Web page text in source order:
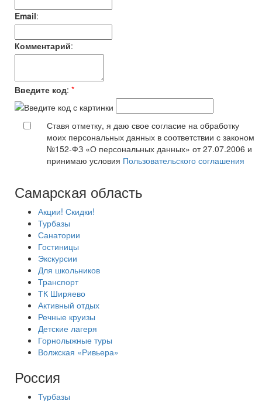
Email:
Комментарий:
Введите код: *
Ставя отметку, я даю свое согласие на обработку
моих персональных данных в соответствии с законом
№152-ФЗ «О персональных данных» от 27.07.2006 и
принимаю условия Пользовательского соглашения
Самарская область
Акции! Скидки!
Турбазы
Санатории
Гостиницы
Экскурсии
Для школьников
Транспорт
ТК Ширяево
Активный отдых
Речные круизы
Детские лагеря
Горнолыжные туры
Волжская «Ривьера»
Россия
Турбазы